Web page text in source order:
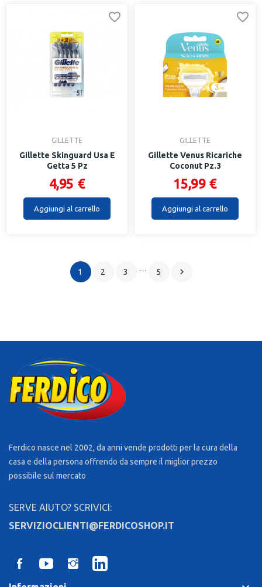
GILLETTE
Gillette Skinguard Usa E
Getta 5 Pz
4,95 €
Aggiungi al carrello
GILLETTE
Gillette Venus Ricariche
Coconut Pz.3
15,99 €
Aggiungi al carrello
1 2 3 … 5 
Ferdico nasce nel 2002, da anni vende prodotti per la cura della
casa e della persona offrendo da sempre il miglior prezzo
possibile sul mercato
SERVE AIUTO? SCRIVICI:
SERVIZIOCLIENTI@FERDICOSHOP.IT